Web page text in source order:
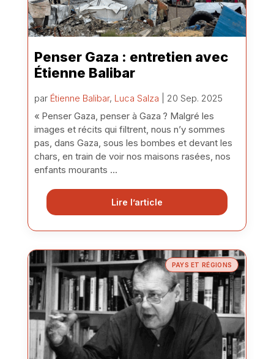
Penser Gaza : entretien avec
Étienne Balibar
par Étienne Balibar, Luca Salza | 20 Sep. 2025
« Penser Gaza, penser à Gaza ? Malgré les
images et récits qui filtrent, nous n’y sommes
pas, dans Gaza, sous les bombes et devant les
chars, en train de voir nos maisons rasées, nos
enfants mourants ...
Lire l’article
PAYS ET RÉGIONS